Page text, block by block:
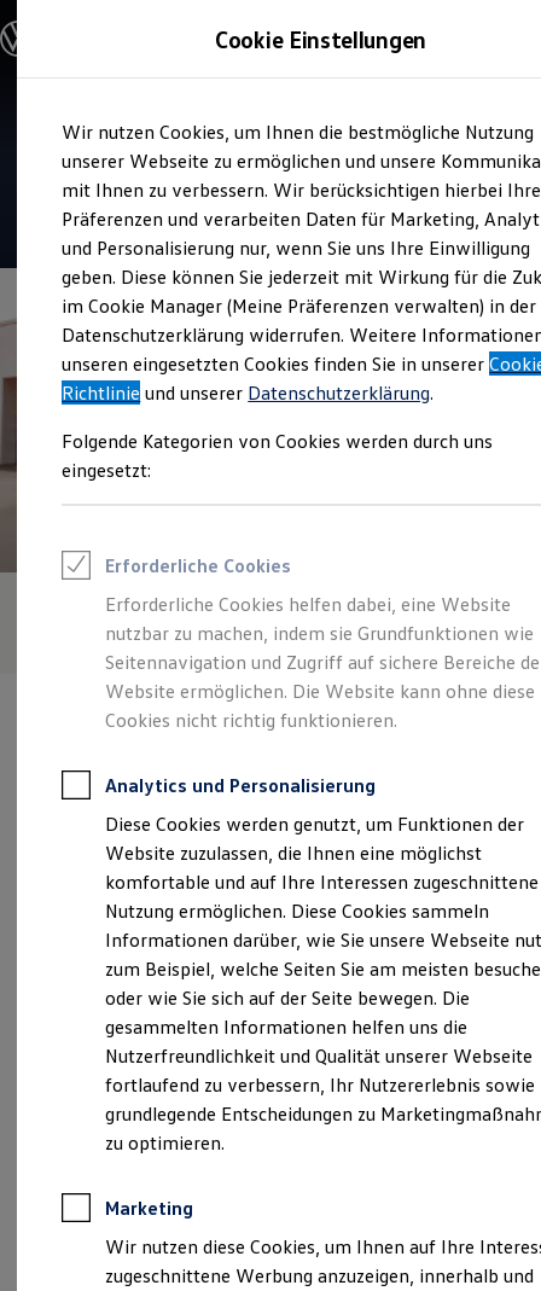
Hauptinhalt
springen
Footer
springen
Modelle & Konfigurator
Nutzfahrzeugkategorien entdecken
Modelle konfigurieren
Vorgängermodelle und Oldtimer
Vorgängermodelle
Oldtimer
Bulli Historie
Branchenlösungen & Gewerbekunden
Umbaulösungen und Hersteller finden
Auf- und Umbauten entdecken & konfigurieren
Groß- und Sonderkunden
Großkunden
Kommunen & Behörden
Journalisten
Sportvereine
Branchenlösungen
Gewerbliche Personenbeförderung
Service & mobile Werkstätten
Kühlfahrzeuge
ONE Business ID Vorteile
Fahrzeugsuche & Marktplatz
Fahrzeugsuche
Fahrzeuge online kaufen
Digitaler Marktplatz
Kauf & Finanzierung
Online-Fahrzeugbewertung
Aktionen & Angebote
Für Gewerbekunden
Profi Paket
TopDeal
Gebrauchtwagen
ProfiPartner für Gebrauchtwagen
Zertifizierte Gebrauchtwagen
Finanzierung
Für Privatkunden
Für Gewerbekunden
Leasing
Für Privatkunden
Für Gewerbekunden
Versicherungen & Garantien
Garantien
Kfz-Versicherung für Nutzfahrzeuge
Restschuldversicherung
Wartungsverträge
Besitzer & Service
Sommer-Special
Reparatur, Pflege & Inspektion
Servicetermin anfragen
Service-Vorteile bei Volkswagen Nutzfahrzeuge
Verkauf und Service
Autohaus Hessenkassel
4.4| 199 Bewertungen
Verantwortlich für die Inhalte auf dieser Seite ist die Autohaus
Hessenkassel GmbH & Co. Vertriebs KG (Impressum & Rechtliches)
Leipziger Straße 156, 34123 Kassel
hk.info@glinicke.de
+49 561 50060
Montag-Freitag 07:00-18:30 Uhr
Samstag
09:00 -13:00 Uhr
Ansprechpartner
Cookie Einstellungen
Wir nutzen Cookies, um Ihnen die bestmögliche Nutzung
unserer Webseite zu ermöglichen und unsere
mit Ihnen zu verbessern. Wir berücksichtigen hierbei Ihre
Präferenzen und verarbeiten Daten für Marketing,
und Personalisierung nur, wenn Sie uns Ihre Einwilligung
geben. Diese können Sie jederzeit mit Wirkung für die
im Cookie Manager (Meine Präferenzen verwalten) in der
Datenschutzerklärung widerrufen. Weitere
unseren eingesetzten Cookies finden Sie in unserer
Richtlinie und unserer Datenschutzerklärung.
Folgende Kategorien von Cookies werden durch uns
eingesetzt:
Erforderliche Cookies
Erforderliche Cookies helfen dabei, eine Website
nutzbar zu machen, indem sie Grundfunktionen wie
Seitennavigation und Zugriff auf sichere Bereiche
Website ermöglichen. Die Website kann ohne diese
Cookies nicht richtig funktionieren.
Analytics und Personalisierung
Diese Cookies werden genutzt, um Funktionen der
Website zuzulassen, die Ihnen eine möglichst
komfortable und auf Ihre Interessen zugeschnittene
Nutzung ermöglichen. Diese Cookies sammeln
Informationen darüber, wie Sie unsere Webseite
zum Beispiel, welche Seiten Sie am meisten
oder wie Sie sich auf der Seite bewegen. Die
gesammelten Informationen helfen uns die
Nutzerfreundlichkeit und Qualität unserer Webseite
fortlaufend zu verbessern, Ihr Nutzererlebnis sowie
grundlegende Entscheidungen zu
zu optimieren.
Marketing
Wir nutzen diese Cookies, um Ihnen auf Ihre
zugeschnittene Werbung anzuzeigen, innerhalb und